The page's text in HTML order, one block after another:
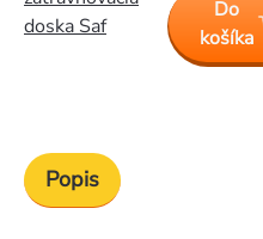
doska Saf
Do
košíka
Popis